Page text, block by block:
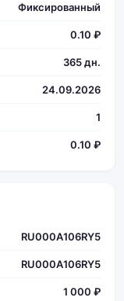
Фиксированный
0.10 ₽
365 дн.
24.09.2026
1
0.10 ₽
RU000A106RY5
RU000A106RY5
1 000 ₽